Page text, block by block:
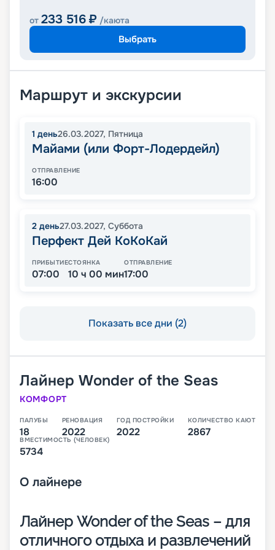
от 233 516 ₽ /каюта
Выбрать
Маршрут и экскурсии
1 день26.03.2027, Пятница
Майами (или Форт-Лодердейл)
ОТПРАВЛЕНИЕ
16:00
2 день27.03.2027, Суббота
Перфект Дей КоКоКай
ПРИБЫТИЕ
07:00
СТОЯНКА
10 ч 00 мин
ОТПРАВЛЕНИЕ
17:00
Показать все дни (2)
Лайнер Wonder of the Seas
КОМФОРТ
ПАЛУБЫ
18
РЕНОВАЦИЯ
2022
ГОД ПОСТРОЙКИ
2022
КОЛИЧЕСТВО КАЮТ
2867
ВМЕСТИМОСТЬ (ЧЕЛОВЕК)
5734
О лайнере
Лайнер Wonder of the Seas – для
отличного отдыха и развлечений